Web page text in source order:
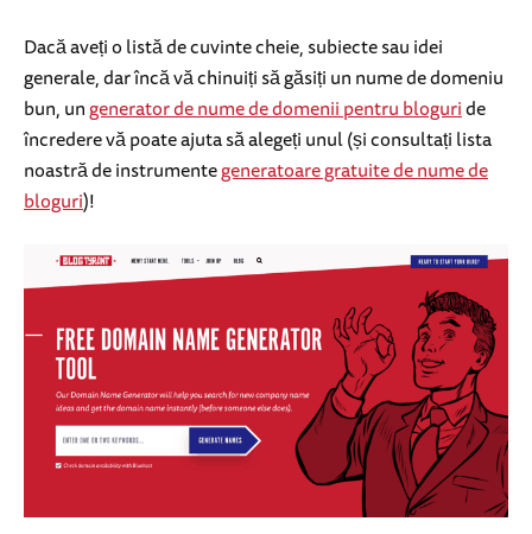
Dacă aveți o listă de cuvinte cheie, subiecte sau idei
generale, dar încă vă chinuiți să găsiți un nume de domeniu
bun, ungenerator de nume de domenii pentru bloguride
încredere vă poate ajuta să alegeți unul (și consultați lista
noastră de instrumentegeneratoare gratuite de nume de
bloguri)!